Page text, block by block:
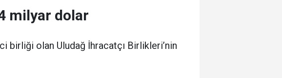
milyar dolar
birliği olan Uludağ İhracatçı Birlikleri’nin